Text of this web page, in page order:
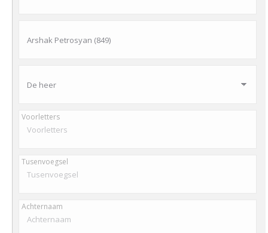
Voorletters
Tusenvoegsel
Achternaam